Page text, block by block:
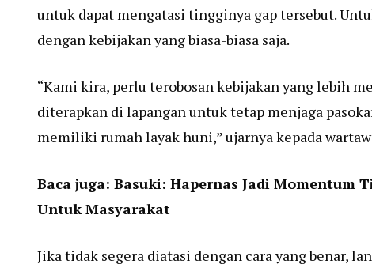
untuk dapat mengatasi tingginya gap tersebut.
dengan kebijakan yang biasa-biasa saja.
“Kami kira, perlu terobosan kebijakan yang lebih
diterapkan di lapangan untuk tetap menjaga
memiliki rumah layak huni,” ujarnya kepada
Baca juga: Basuki: Hapernas Jadi Momentum
Untuk Masyarakat
Jika tidak segera diatasi dengan cara yang benar,